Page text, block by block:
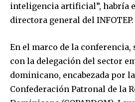
inteligencia artificial”, habría
directora general del INFOTEP.
En el marco de la conferencia,
con la delegación del sector
dominicano, encabezada por
Confederación Patronal de la